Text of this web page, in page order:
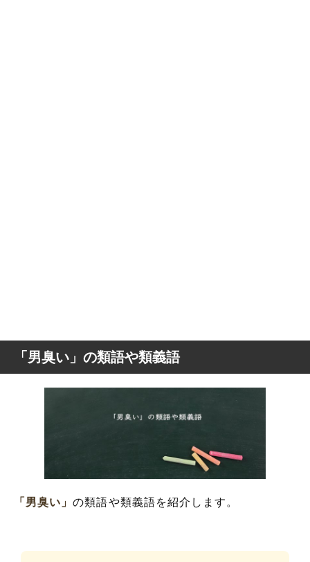
「男臭い」の類語や類義語
「男臭い」の類語や類義語を紹介します。